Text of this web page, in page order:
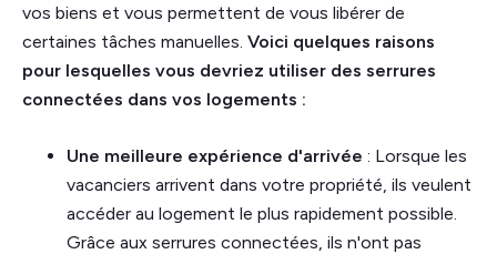
vos biens et vous permettent de vous libérer de
certaines tâches manuelles. Voici quelques raisons
pour lesquelles vous devriez utiliser des serrures
connectées dans vos logements :
Une meilleure expérience d'arrivée : Lorsque les
vacanciers arrivent dans votre propriété, ils veulent
accéder au logement le plus rapidement possible.
Grâce aux serrures connectées, ils n'ont pas